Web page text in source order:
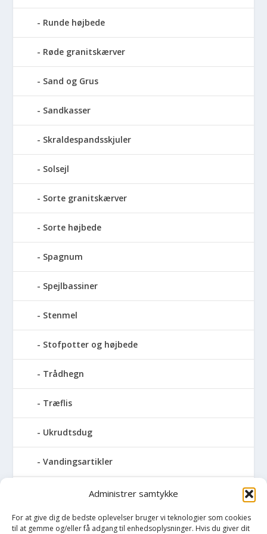
Administrer samtykke
For at give dig de bedste oplevelser bruger vi teknologier som cookies
til at gemme og/eller få adgang til enhedsoplysninger. Hvis du giver dit
Runde højbede
Røde granitskærver
Sand og Grus
Sandkasser
Skraldespandsskjuler
Solsejl
Sorte granitskærver
Sorte højbede
Spagnum
Spejlbassiner
Stenmel
Stofpotter og højbede
Trådhegn
Træflis
Ukrudtsdug
Vandingsartikler
Vandslanger
Vildthegn